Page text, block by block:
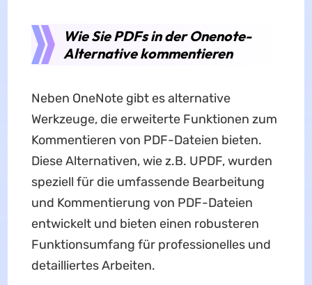
Wie Sie PDFs in der Onenote-
Alternative kommentieren
Neben OneNote gibt es alternative
Werkzeuge, die erweiterte Funktionen zum
Kommentieren von PDF-Dateien bieten.
Diese Alternativen, wie z.B. UPDF, wurden
speziell für die umfassende Bearbeitung
und Kommentierung von PDF-Dateien
entwickelt und bieten einen robusteren
Funktionsumfang für professionelles und
detailliertes Arbeiten.